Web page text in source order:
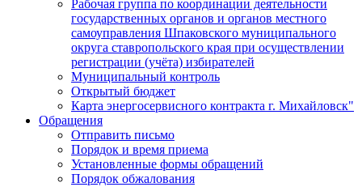
Рабочая группа по координации деятельности
государственных органов и органов местного
самоуправления Шпаковского муниципального
округа ставропольского края при осуществлении
регистрации (учёта) избирателей
Муниципальный контроль
Открытый бюджет
Карта энергосервисного контракта г. Михайловск"
Обращения
Отправить письмо
Порядок и время приема
Установленные формы обращений
Порядок обжалования